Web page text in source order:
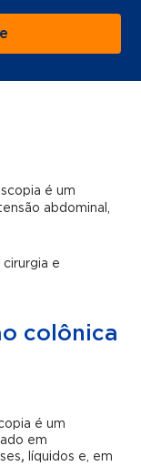
é um
abdominal,
e
colônica
é um
em
, líquidos e, em